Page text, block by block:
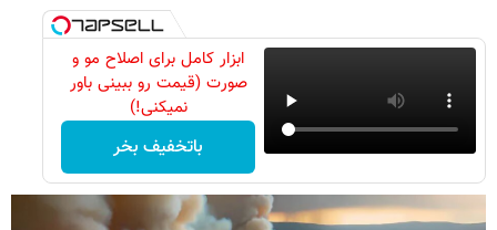
ابزار کامل برای اصلاح مو و
صورت (قیمت رو ببینی باور
نمیکنی!)
باتخفیف بخر